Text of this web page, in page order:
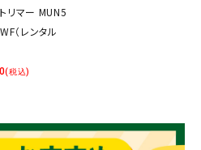
リマー MUN5
（レンタル
(税込)